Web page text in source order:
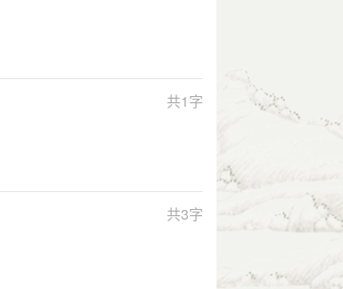
共1字
共3字